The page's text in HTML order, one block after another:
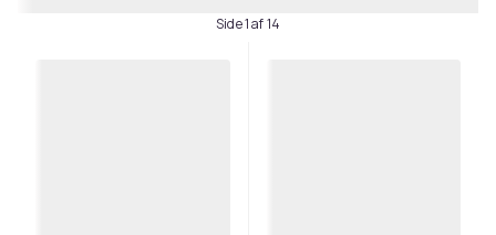
Side 1 af 14